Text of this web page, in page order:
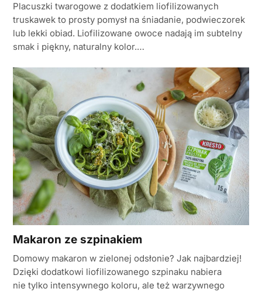
Placuszki twarogowe z dodatkiem liofilizowanych
truskawek to prosty pomysł na śniadanie, podwieczorek
lub lekki obiad. Liofilizowane owoce nadają im subtelny
smak i piękny, naturalny kolor.…
Makaron ze szpinakiem
Domowy makaron w zielonej odsłonie? Jak najbardziej!
Dzięki dodatkowi liofilizowanego szpinaku nabiera
nie tylko intensywnego koloru, ale też warzywnego